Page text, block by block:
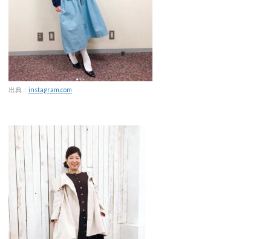
出典： instagram.com